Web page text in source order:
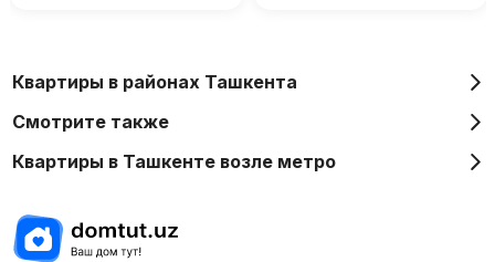
Квартиры в районах Ташкента
Смотрите также
Квартиры в Ташкенте возле метро